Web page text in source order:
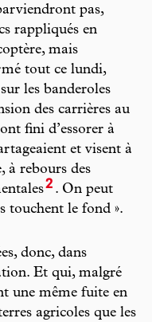
pas,
rappliqués en
mais
tout ce lundi,
les banderoles
des carrières au
fini d’essorer à
et visent à
à rebours des
2 . On peut
touchent le fond ».
donc, dans
Et qui, malgré
une même fuite en
agricoles que les